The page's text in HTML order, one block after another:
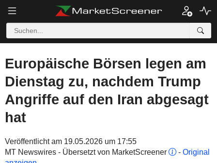
Europäische Börsen legen am
Dienstag zu, nachdem Trump
Angriffe auf den Iran abgesagt
hat
Veröffentlicht am 19.05.2026 um 17:55
MT Newswires - Übersetzt von MarketScreener
- Original